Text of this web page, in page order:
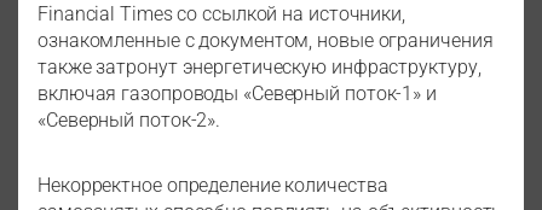
Financial Times со ссылкой на источники,
ознакомленные с документом, новые ограничения
также затронут энергетическую инфраструктуру,
включая газопроводы «Северный поток-1» и
«Северный поток-2».
Некорректное определение количества